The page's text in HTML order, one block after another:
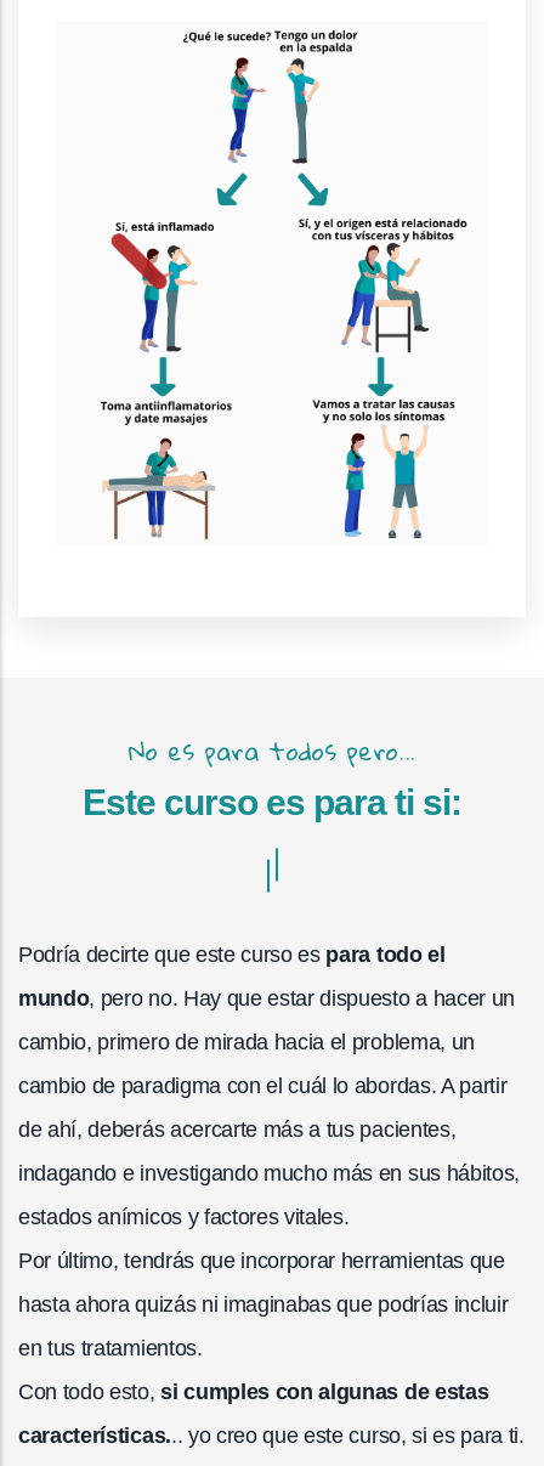
No es para todos pero...
Este curso es para ti si:
Podría decirte que este curso es para todo el
mundo, pero no. Hay que estar dispuesto a hacer un
cambio, primero de mirada hacia el problema, un
cambio de paradigma con el cuál lo abordas. A partir
de ahí, deberás acercarte más a tus pacientes,
indagando e investigando mucho más en sus hábitos,
estados anímicos y factores vitales.
Por último, tendrás que incorporar herramientas que
hasta ahora quizás ni imaginabas que podrías incluir
en tus tratamientos.
Con todo esto,si cumples con algunas de estas
características... yo creo que este curso, si es para ti.